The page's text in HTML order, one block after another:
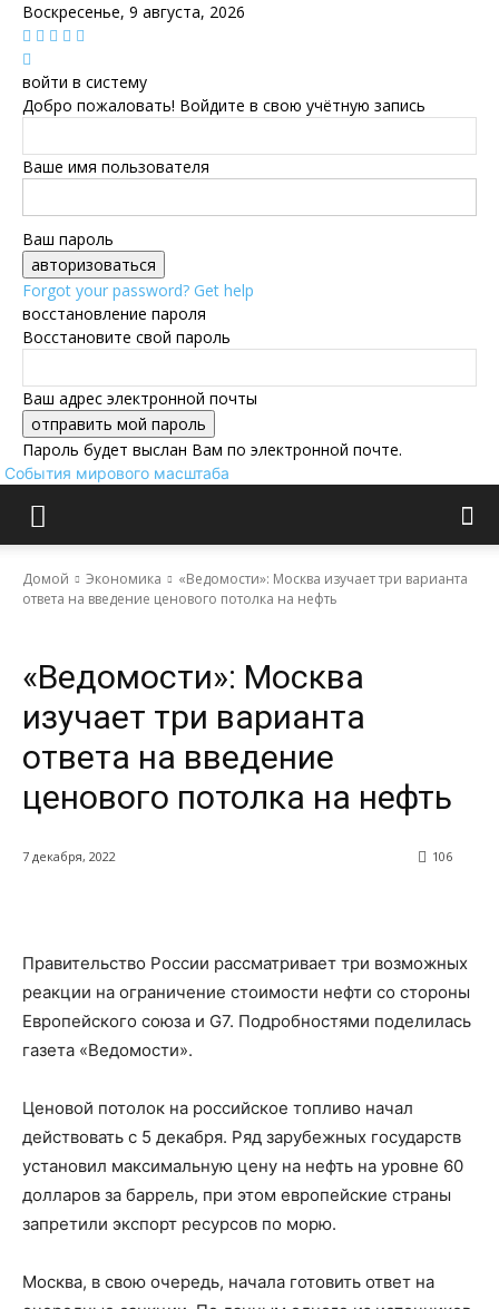
Воскресенье, 9 августа, 2026
войти в систему
Добро пожаловать! Войдите в свою учётную запись
Ваше имя пользователя
Ваш пароль
Forgot your password? Get help
восстановление пароля
Восстановите свой пароль
Ваш адрес электронной почты
Пароль будет выслан Вам по электронной почте.
События мирового масштаба
Домой Экономика
«Ведомости»: Москва изучает три варианта
ответа на введение ценового потолка на нефть
«Ведомости»: Москва
изучает три варианта
ответа на введение
ценового потолка на нефть
7 декабря, 2022 106
Правительство России рассматривает три возможных
реакции на ограничение стоимости нефти со стороны
Европейского союза и G7. Подробностями поделилась
газета «Ведомости».
Ценовой потолок на российское топливо начал
действовать с 5 декабря. Ряд зарубежных государств
установил максимальную цену на нефть на уровне 60
долларов за баррель, при этом европейские страны
запретили экспорт ресурсов по морю.
Москва, в свою очередь, начала готовить ответ на